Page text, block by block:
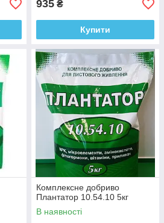
935 ₴
Купити
Комплексне добриво
Плантатор 10.54.10 5кг
В наявності